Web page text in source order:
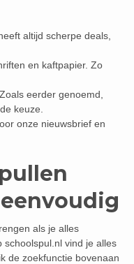
altijd scherpe deals,
en kaftpapier. Zo
Zoals eerder genoemd,
keuze.
onze nieuwsbrief en
als je alles
schoolspul.nl vind je alles
de zoekfunctie bovenaan